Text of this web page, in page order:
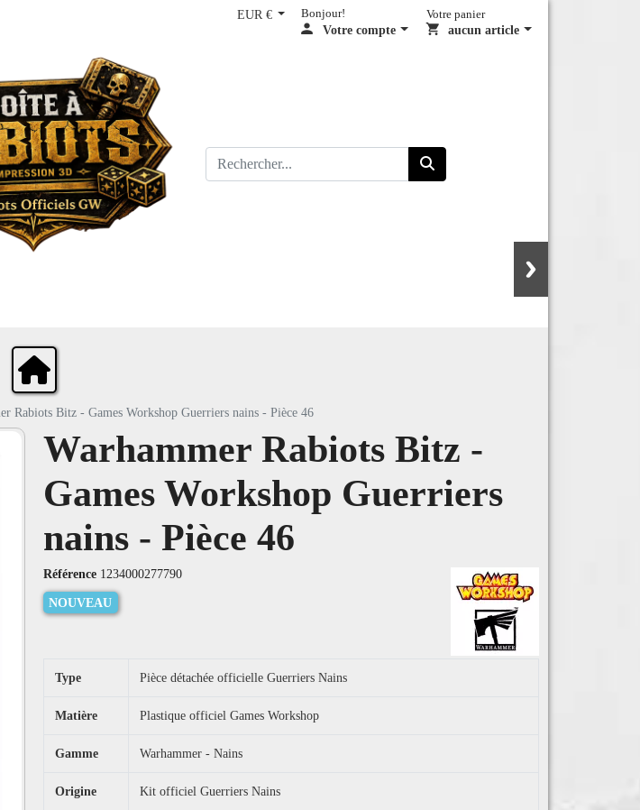
EUR € Bonjour!
Votre compte
Votre panier
aucun article
Rabiots Bitz - Games Workshop Guerriers nains - Pièce 46
Warhammer Rabiots Bitz -
Games Workshop Guerriers
nains - Pièce 46
Référence 1234000277790
NOUVEAU
Type Pièce détachée officielle Guerriers Nains
Matière Plastique officiel Games Workshop
Gamme Warhammer - Nains
Origine Kit officiel Guerriers Nains